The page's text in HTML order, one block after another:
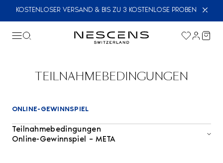
KOSTENLOSER VERSAND & BIS ZU 3 KOSTENLOSE PROBEN
TEILNAHMEBEDINGUNGEN
ONLINE-GEWINNSPIEL
Teilnahmebedingungen
Online-Gewinnspiel – META